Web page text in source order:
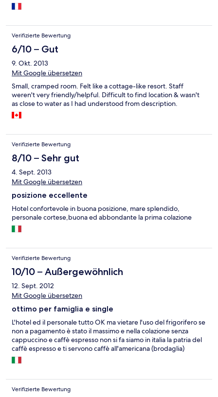
Verifizierte Bewertung
6/10 – Gut
9. Okt. 2013
Mit Google übersetzen
Small, cramped room. Felt like a cottage-like resort. Staff
weren't very friendly/helpful. Difficult to find location & wasn't
as close to water as I had understood from description.
Verifizierte Bewertung
8/10 – Sehr gut
4. Sept. 2013
Mit Google übersetzen
posizione eccellente
Hotel confortevole in buona posizione, mare splendido,
personale cortese,buona ed abbondante la prima colazione
Verifizierte Bewertung
10/10 – Außergewöhnlich
12. Sept. 2012
Mit Google übersetzen
ottimo per famiglia e single
L'hotel ed il personale tutto OK ma vietare l'uso del frigorifero se
non a pagamento è stato il massimo e nella colazione senza
cappuccino e caffè espresso non si fa siamo in italia la patria del
caffè espresso e ti servono caffè all'americana (brodaglia)
Verifizierte Bewertung